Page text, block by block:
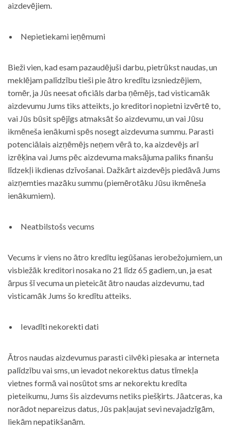
aizdevējiem.
Nepietiekami ieņēmumi
Bieži vien, kad esam pazaudējuši darbu, pietrūkst naudas, un
meklējam palīdzību tieši pie ātro kredītu izsniedzējiem,
tomēr, ja Jūs neesat oficiāls darba ņēmējs, tad visticamāk
aizdevumu Jums tiks atteikts, jo kreditori nopietni izvērtē to,
vai Jūs būsit spējīgs atmaksāt šo aizdevumu, un vai Jūsu
ikmēneša ienākumi spēs nosegt aizdevuma summu. Parasti
potenciālais aizņēmējs neņem vērā to, ka aizdevējs arī
izrēķina vai Jums pēc aizdevuma maksājuma paliks finanšu
līdzekļi ikdienas dzīvošanai. Dažkārt aizdevējs piedāvā Jums
aizņemties mazāku summu (piemērotāku Jūsu ikmēneša
ienākumiem).
Neatbilstošs vecums
Vecums ir viens no ātro kredītu iegūšanas ierobežojumiem, un
visbiežāk kreditori nosaka no 21 līdz 65 gadiem, un, ja esat
ārpus šī vecuma un pieteicāt ātro naudas aizdevumu, tad
visticamāk Jums šo kredītu atteiks.
Ievadīti nekorekti dati
Ātros naudas aizdevumus parasti cilvēki piesaka ar interneta
palīdzību vai sms, un ievadot nekorektus datus tīmekļa
vietnes formā vai nosūtot sms ar nekorektu kredīta
pieteikumu, Jums šis aizdevums netiks piešķirts. Jāatceras, ka
norādot nepareizus datus, Jūs pakļaujat sevi nevajadzīgām,
liekām nepatikšanām.